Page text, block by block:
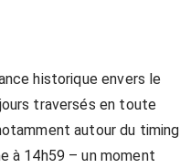
historique envers le
traversés en toute
autour du timing
à 14h59 – un moment